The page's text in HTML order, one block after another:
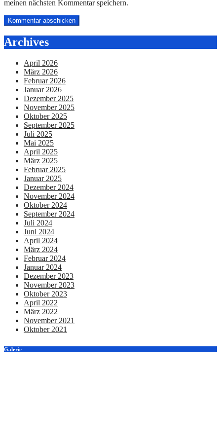
meinen nächsten Kommentar speichern.
Archives
April 2026
März 2026
Februar 2026
Januar 2026
Dezember 2025
November 2025
Oktober 2025
September 2025
Juli 2025
Mai 2025
April 2025
März 2025
Februar 2025
Januar 2025
Dezember 2024
November 2024
Oktober 2024
September 2024
Juli 2024
Juni 2024
April 2024
März 2024
Februar 2024
Januar 2024
Dezember 2023
November 2023
Oktober 2023
April 2022
März 2022
November 2021
Oktober 2021
Galerie